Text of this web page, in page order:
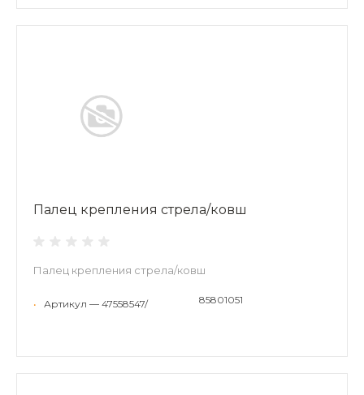
Палец крепления стрела/ковш
Палец крепления стрела/ковш
• Артикул — 47558547/ 85801051